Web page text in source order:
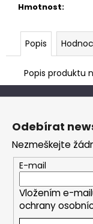
Hmotnost:
Popis
Popis produktu
Z
Odebírat
Nezmeškejte
E-mail
Vložením e-
ochrany